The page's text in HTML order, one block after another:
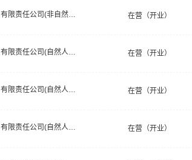
有限责任公司(非自然人投资或控股的法人独资) 在营（开业）
有限责任公司(自然人投资或控股) 在营（开业）
有限责任公司(自然人独资) 在营（开业）
有限责任公司(自然人投资或控股) 在营（开业）